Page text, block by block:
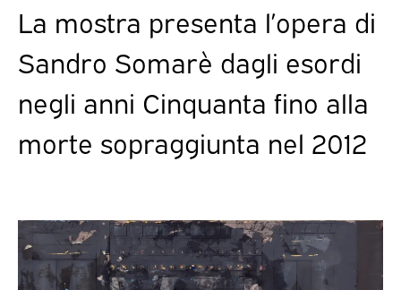
La mostra presenta l’opera di
Sandro Somarè dagli esordi
negli anni Cinquanta fino alla
morte sopraggiunta nel 2012